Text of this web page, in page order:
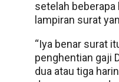
setelah beberapa
lampiran surat
“Iya benar surat
penghentian gaji
dua atau tiga